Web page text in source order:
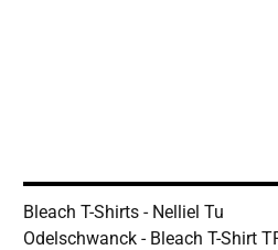
Bleach T-Shirts - Nelliel Tu
Odelschwanck - Bleach T-Shirt